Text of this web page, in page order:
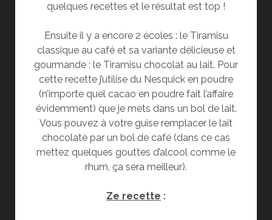
quelques recettes et le résultat est top !
Ensuite il y a encore 2 écoles : le Tiramisu
classique au café et sa variante délicieuse et
gourmande : le Tiramisu chocolat au lait. Pour
cette recette j’utilise du Nesquick en poudre
(n’importe quel cacao en poudre fait l’affaire
évidemment) que je mets dans un bol de lait.
Vous pouvez à votre guise remplacer le lait
chocolaté par un bol de café (dans ce cas
mettez quelques gouttes d’alcool comme le
rhum, ça sera meilleur).
Ze recette :